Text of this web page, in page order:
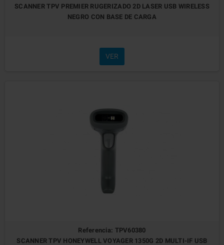
SCANNER TPV PREMIER RUGERIZADO 2D LASER USB WIRELESS
NEGRO CON BASE DE CARGA
VER
Referencia: TPV60380
SCANNER TPV HONEYWELL VOYAGER 1350G 2D MULTI-IF USB